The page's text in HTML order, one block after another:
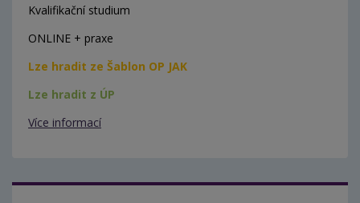
Kvalifikační studium
ONLINE + praxe
Lze hradit ze Šablon OP JAK
Lze hradit z ÚP
Více informací